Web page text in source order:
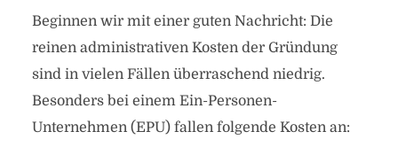
Beginnen wir mit einer guten Nachricht: Die
reinen administrativen Kosten der Gründung
sind in vielen Fällen überraschend niedrig.
Besonders bei einem Ein-Personen-
Unternehmen (EPU) fallen folgende Kosten an: